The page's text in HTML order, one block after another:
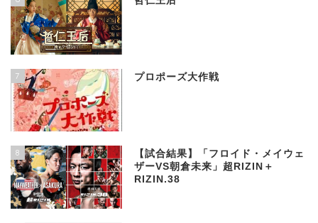
7 プロポーズ大作戦
8
【試合結果】「フロイド・メイウェ
ザーVS朝倉未来」超RIZIN＋
RIZIN.38